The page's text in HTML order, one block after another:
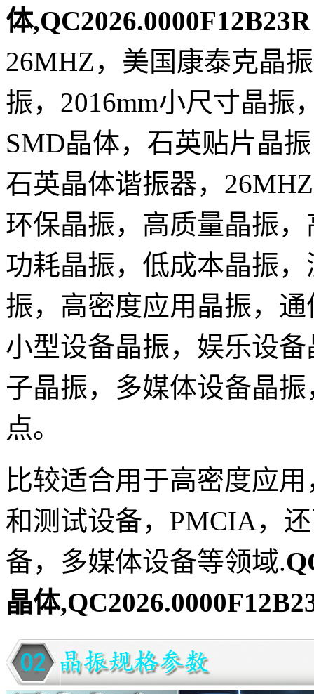
体,QC2026.0000F12B23R
26MHZ，美国康泰克晶
振，2016mm小尺寸晶振
SMD晶体，石英贴片晶
石英晶体谐振器，
环保晶振，高质量晶振
功耗晶振，低成本晶振
振，高密度应用晶振，
小型设备晶振，娱乐设
子晶振，多媒体设备晶
点。
比较适合用于高密度应
和测试设备，PMCIA，
备，多媒体设备等领域.
晶体